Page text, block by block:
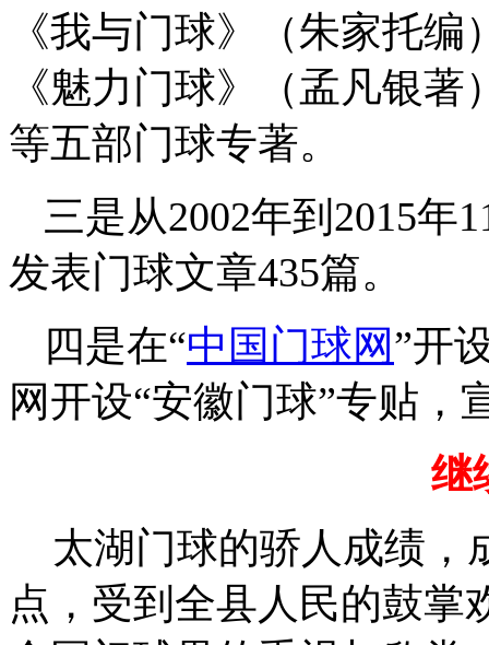
《我与门球》（朱家托
《魅力门球》（孟凡银
等五部门球专著。
三是从2002年到2015年1
发表门球文章435篇。
四是在“中国门球网”开
网开设“安徽门球”专贴，
继
太湖门球的骄人成绩，
点，受到全县人民的鼓掌